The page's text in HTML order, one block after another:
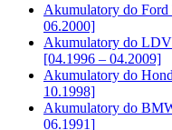
Akumulatory do
06.2000]
Akumulatory do
[04.1996 – 04.2009]
Akumulatory do
10.1998]
Akumulatory do
06.1991]